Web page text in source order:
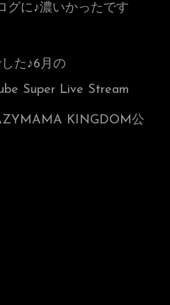
グに♪濃いかったです
た♪6月の
Super Live Stream
KINGDOM公